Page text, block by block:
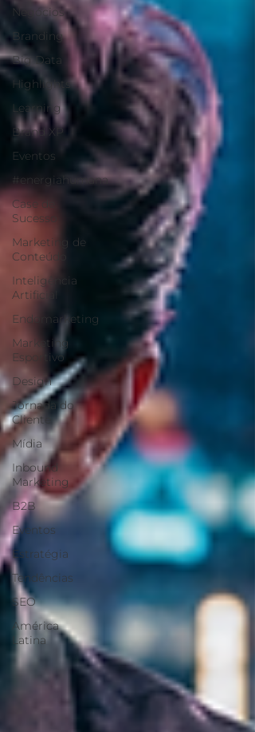
Negócios
Branding
Big Data
Highlights
Learning
Brand XP
Eventos
#energiahumana
Case de
Sucesso
Marketing de
Conteúdo
Inteligência
Artificial
Endomarketing
Marketing
Esportivo
Design
Jornada do
Cliente
Mídia
Inbound
Marketing
B2B
Eventos
Estratégia
Tendências
SEO
América
Latina